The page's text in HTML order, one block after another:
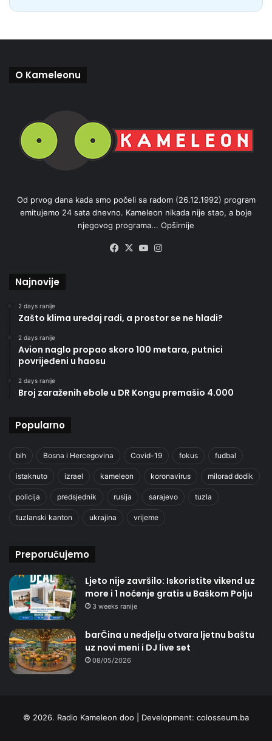
O Kameleonu
Od prvog dana kada smo počeli sa radom (26.12.1992) program
emitujemo 24 sata dnevno. Kameleon nikada nije stao, a boje
njegovog programa... Opširnije
Facebook
X YouTube
Najnovije
2 days ranije
Zašto klima uređaj radi, a prostor se ne hladi?
2 days ranije
Avion naglo propao skoro 100 metara, putnici
povrijeđeni u haosu
2 days ranije
Broj zaraženih ebole u DR Kongu premašio 4.000
Popularno
bih Bosna i Hercegovina Covid-19 fokus fudbal
istaknuto izrael kameleon koronavirus milorad dodik
policija predsjednik rusija sarajevo tuzla
tuzlanski kanton ukrajina vrijeme
Preporučujemo
Ljeto nije završilo: Iskoristite vikend uz
more i 1 noćenje gratis u Baškom Polju
3 weeks ranije
barČina u nedjelju otvara ljetnu baštu
uz novi meni i DJ live set
08/05/2026
© 2026. Radio Kameleon doo | Development: colosseum.ba